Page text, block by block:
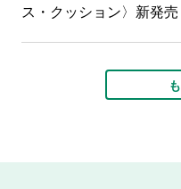
ス・クッション〉新発売